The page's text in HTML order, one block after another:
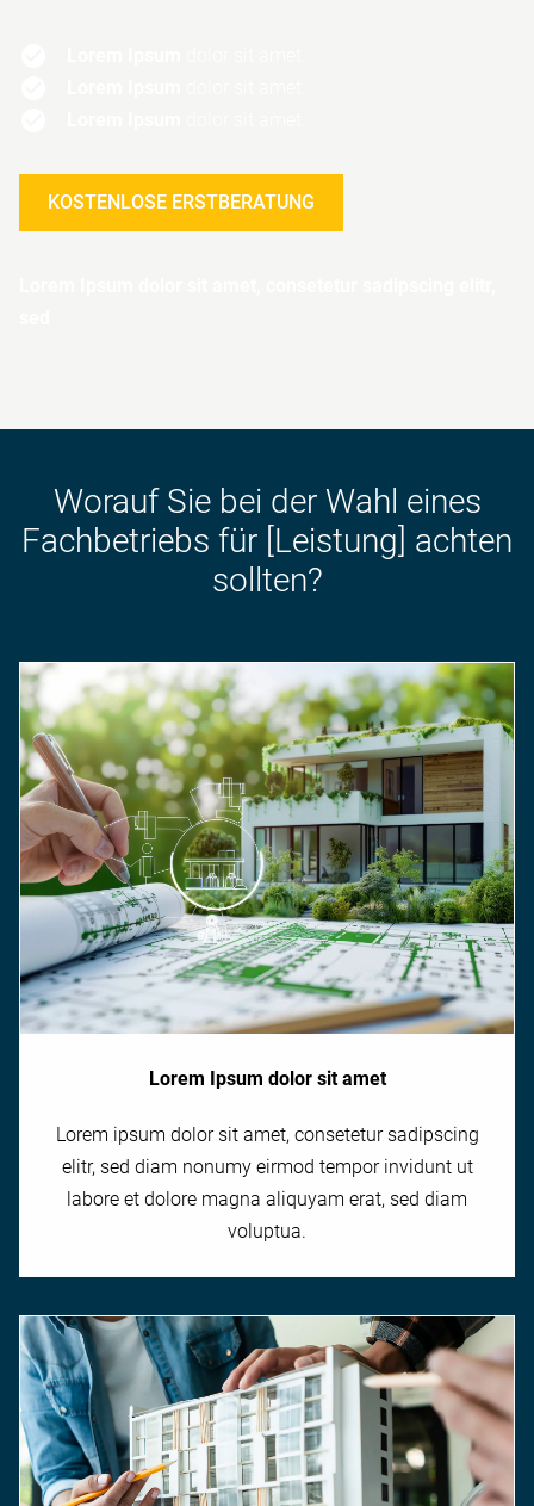
KOSTENLOSE ERSTBERATUNG
Worauf Sie bei der Wahl eines
Fach­betriebs für [Leistung] achten
sollten?
Lorem Ipsum dolor sit amet
Lorem ipsum dolor sit amet, consetetur sadipscing
elitr, sed diam nonumy eirmod tempor invidunt ut
labore et dolore magna aliquyam erat, sed diam
voluptua.